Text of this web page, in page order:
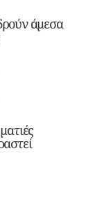
άμεσα